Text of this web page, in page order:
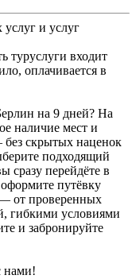
и услуг
туруслуги входит
оплачивается в
на 9 дней? На
наличие мест и
скрытых наценок
подходящий
сразу перейдёте в
путёвку
от проверенных
гибкими условиями
и забронируйте
нами!